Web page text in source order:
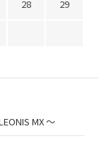
28
29
MX 〜